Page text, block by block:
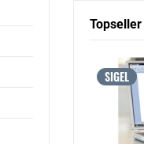
Topseller
SIGEL